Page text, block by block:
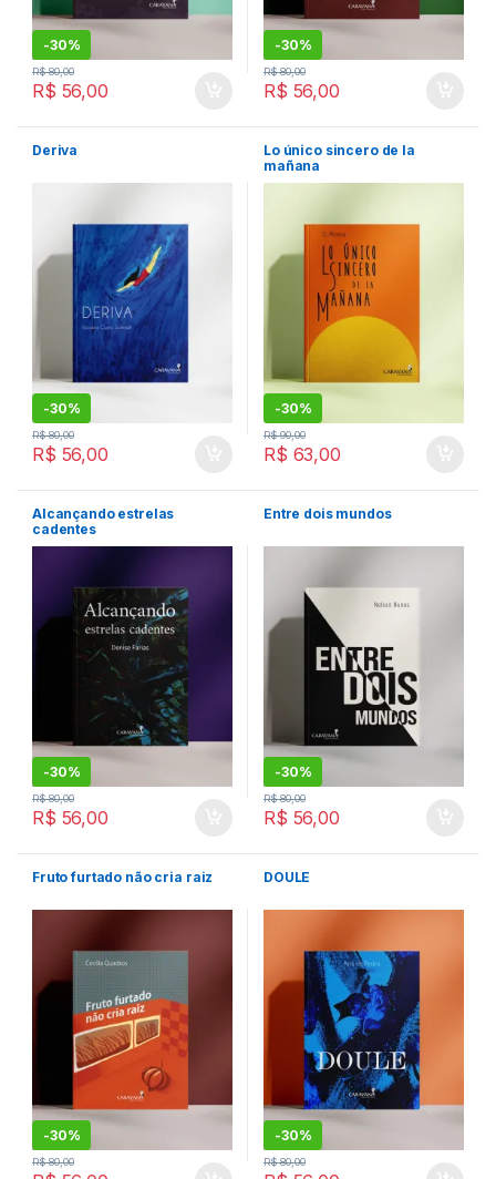
-30%
R$ 56,00
R$80,00
-30%
R$ 56,00
R$80,00
Deriva
-30%
R$ 56,00
R$80,00
Lo único sincero de la
mañana
-30%
R$ 63,00
R$90,00
Alcançando estrelas
cadentes
-30%
R$ 56,00
R$80,00
Entre dois mundos
-30%
R$ 56,00
R$80,00
Fruto furtado não cria raiz
-30%
R$80,00
DOULE
-30%
R$80,00